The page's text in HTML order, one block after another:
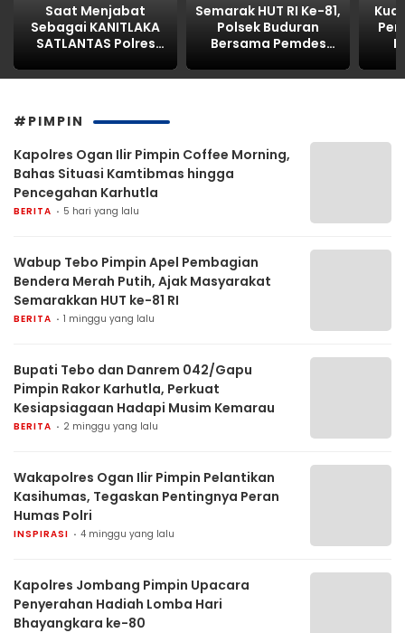
Saat Menjabat
Sebagai KANITLAKA
SATLANTAS Polres
PASURUAN,
MARTI dilaporkan
Semarak HUT RI Ke-81,
Polsek Buduran
Bersama Pemdes
Lomba Layang-
#PIMPIN
Kapolres Ogan Ilir Pimpin Coffee Morning,
Bahas Situasi Kamtibmas hingga
Pencegahan Karhutla
BERITA 5 hari yang lalu
Wabup Tebo Pimpin Apel Pembagian
Bendera Merah Putih, Ajak Masyarakat
Semarakkan HUT ke-81 RI
BERITA 1 minggu yang lalu
Bupati Tebo dan Danrem 042/Gapu
Pimpin Rakor Karhutla, Perkuat
Kesiapsiagaan Hadapi Musim Kemarau
BERITA 2 minggu yang lalu
Wakapolres Ogan Ilir Pimpin Pelantikan
Kasihumas, Tegaskan Pentingnya Peran
Humas Polri
INSPIRASI 4 minggu yang lalu
Kapolres Jombang Pimpin Upacara
Penyerahan Hadiah Lomba Hari
Bhayangkara ke-80